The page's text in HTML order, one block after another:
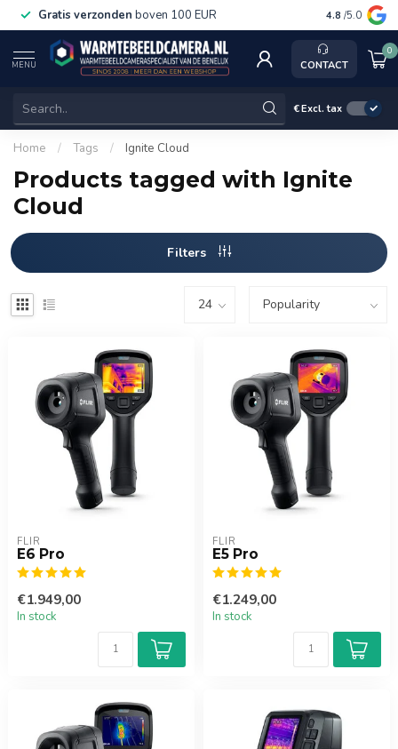
Gratis verzonden boven 100 EUR Service,
4.8 /5.0
MENU CONTACT
0
€Excl. tax
Home / Tags / Ignite Cloud
Products tagged with Ignite
Cloud
Filters
FLIR
E6 Pro
€1.949,00
In stock
FLIR
E5 Pro
€1.249,00
In stock